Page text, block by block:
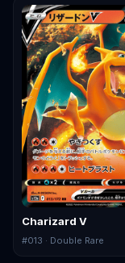
Charizard V
#013 · Double Rare